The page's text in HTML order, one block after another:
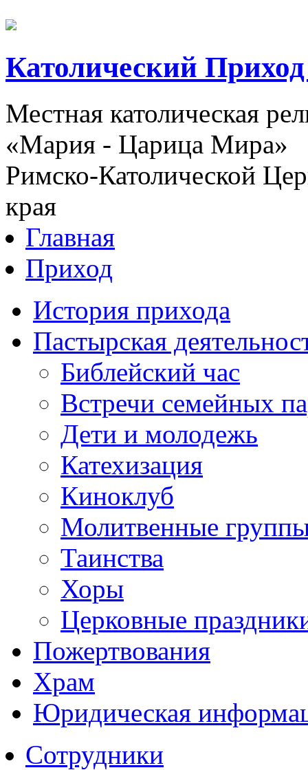
Католический
Местная католическая
«Мария - Царица Мира»
Римско-Католической
края
Главная
Приход
История прихода
Пастырская
Библейский час
Встречи семейных
Дети и молодежь
Катехизация
Киноклуб
Молитвенные
Таинства
Хоры
Церковные
Пожертвования
Храм
Юридическая
Сотрудники